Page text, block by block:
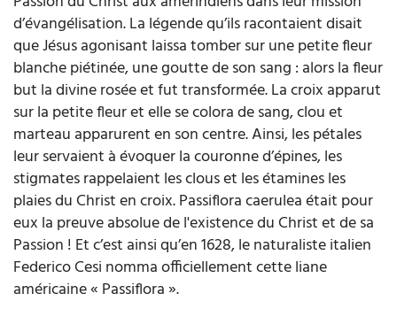
d’évangélisation. La légende qu’ils racontaient disait
que Jésus agonisant laissa tomber sur une petite fleur
blanche piétinée, une goutte de son sang : alors la fleur
but la divine rosée et fut transformée. La croix apparut
sur la petite fleur et elle se colora de sang, clou et
marteau apparurent en son centre. Ainsi, les pétales
leur servaient à évoquer la couronne d’épines, les
stigmates rappelaient les clous et les étamines les
plaies du Christ en croix. Passiflora caerulea était pour
eux la preuve absolue de l'existence du Christ et de sa
Passion ! Et c’est ainsi qu’en 1628, le naturaliste italien
Federico Cesi nomma officiellement cette liane
américaine « Passiflora ».